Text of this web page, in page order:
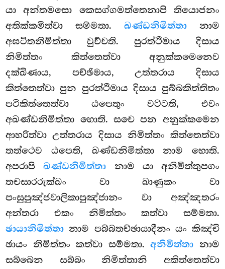
යා අන්තමසො කෙසග්ගමත්තෙනාපි තියොජනං
අතික්කමිත්වා සම්මතා. ඛණ්ඩනිමිත්තානාම
අඝටිතනිමිත්තා වුච්චති. පුරත්ථිමාය දිසාය
නිමිත්තං කිත්තෙත්වා අනුක්කමෙනෙව
දක්ඛිණාය, පච්ඡිමාය, උත්තරාය දිසාය
කිත්තෙත්වා පුන පුරත්ථිමාය දිසාය පුබ්බකිත්තිතං
පටිකිත්තෙත්වා ඨපෙතුං වට්ටති, එවං
අඛණ්ඩනිමිත්තා හොති. සචෙ පන අනුක්කමෙන
ආහරිත්වා උත්තරාය දිසාය නිමිත්තං කිත්තෙත්වා
තත්ථෙව ඨපෙති, ඛණ්ඩනිමිත්තා නාම හොති.
අපරාපිඛණ්ඩනිමිත්තා නාම යා අනිමිත්තුපගං
තචසාරරුක්ඛං වා ඛාණුකං වා
පංසුපුඤ්ජවාලිකාපුඤ්ජානං වා අඤ්ඤතරං
අන්තරා එකං නිමිත්තං කත්වා සම්මතා.
ඡායානිමිත්තා නාම පබ්බතච්ඡායාදීනං යං කිඤ්චි
ඡායං නිමිත්තං කත්වා සම්මතා.අනිමිත්තා නාම
සබ්බෙන සබ්බං නිමිත්තානි අකිත්තෙත්වා